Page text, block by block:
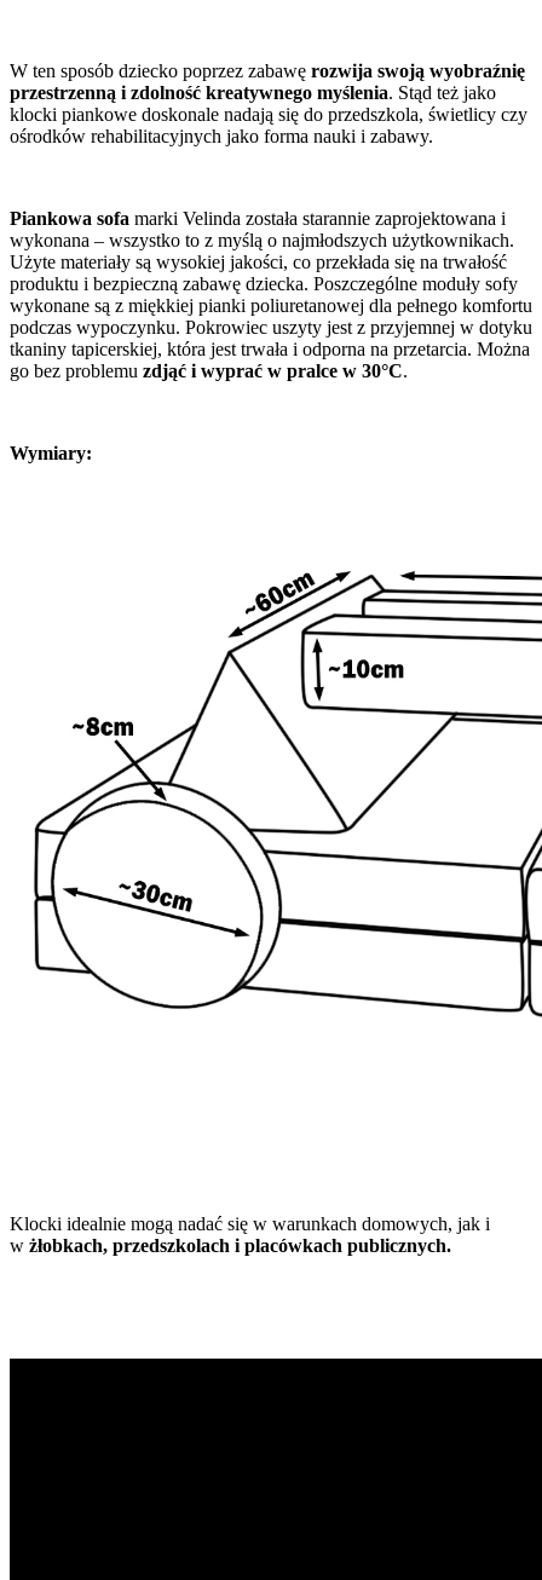
W ten sposób dziecko poprzez zabawę rozwija swoją wyobraźnię
przestrzenną i zdolność kreatywnego myślenia. Stąd też jako
klocki piankowe doskonale nadają się do przedszkola, świetlicy czy
ośrodków rehabilitacyjnych jako forma nauki i zabawy.
Piankowa sofa marki Velinda została starannie zaprojektowana i
wykonana – wszystko to z myślą o najmłodszych użytkownikach.
Użyte materiały są wysokiej jakości, co przekłada się na trwałość
produktu i bezpieczną zabawę dziecka. Poszczególne moduły sofy
wykonane są z miękkiej pianki poliuretanowej dla pełnego komfortu
podczas wypoczynku. Pokrowiec uszyty jest z przyjemnej w dotyku
tkaniny tapicerskiej, która jest trwała i odporna na przetarcia. Można
go bez problemu zdjąć i wyprać w pralce w 30°C.
Wymiary:
Klocki idealnie mogą nadać się w warunkach domowych, jak i
w żłobkach, przedszkolach i placówkach publicznych.